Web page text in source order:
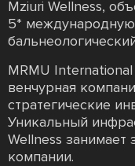
Mziuri Wellness,
5* международную
MRMU
венчурная
стратегические
Уникальный
Wellness
компании.